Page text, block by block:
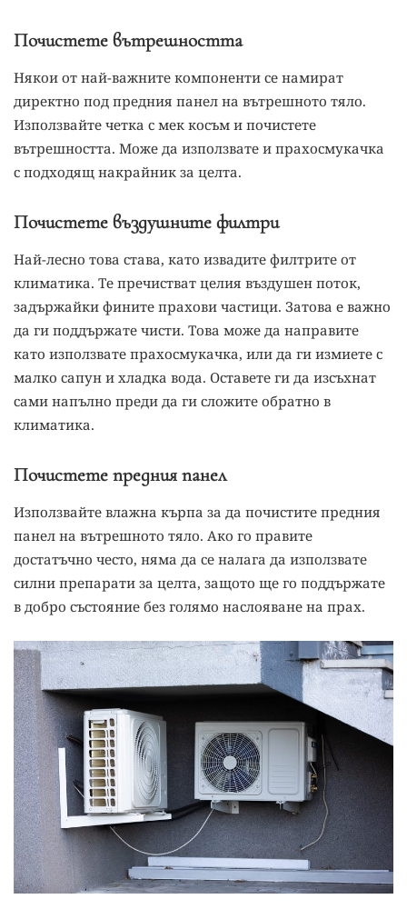
Почистете вътрешността
Някои от най-важните компоненти се намират
директно под предния панел на вътрешното тяло.
Използвайте четка с мек косъм и почистете
вътрешността. Може да използвате и прахосмукачка
с подходящ накрайник за целта.
Почистете въздушните филтри
Най-лесно това става, като извадите филтрите от
климатика. Те пречистват целия въздушен поток,
задържайки фините прахови частици. Затова е важно
да ги поддържате чисти. Това може да направите
като използвате прахосмукачка, или да ги измиете с
малко сапун и хладка вода. Оставете ги да изсъхнат
сами напълно преди да ги сложите обратно в
климатика.
Почистете предния панел
Използвайте влажна кърпа за да почистите предния
панел на вътрешното тяло. Ако го правите
достатъчно често, няма да се налага да използвате
силни препарати за целта, защото ще го поддържате
в добро състояние без голямо наслояване на прах.